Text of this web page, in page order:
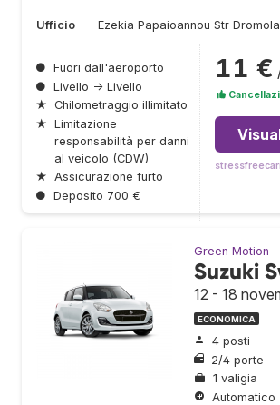
Ufficio Ezekia Papaioannou Str
● Fuori dall'aeroporto
● Livello → Livello
★ Chilometraggio illimitato
★ Limitazione
responsabilità per danni
al veicolo (CDW)
★ Assicurazione furto
● Deposito 700 €
11 €
Green Motion
Suzuki
12 - 18
ECONOMICA
4 posti
2/4 porte
1 valigia
Automatico